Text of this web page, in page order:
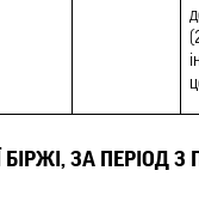
БІРЖІ, ЗА ПЕРІОД